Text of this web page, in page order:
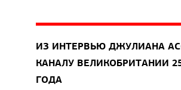
ИЗ ИНТЕРВЬЮ ДЖУЛИАНА
КАНАЛУ ВЕЛИКОБРИТАНИИ
ГОДА